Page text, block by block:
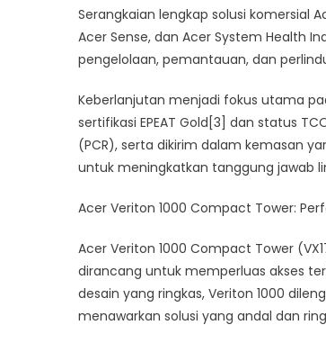
Serangkaian lengkap solusi komersial
Acer Sense, dan Acer System Health
pengelolaan, pemantauan, dan
Keberlanjutan menjadi fokus utama
sertifikasi EPEAT Gold[3] dan status
(PCR), serta dikirim dalam kemasan
untuk meningkatkan tanggung jawab
Acer Veriton 1000 Compact Tower:
Acer Veriton 1000 Compact Tower
dirancang untuk memperluas akses
desain yang ringkas, Veriton 1000
menawarkan solusi yang andal dan